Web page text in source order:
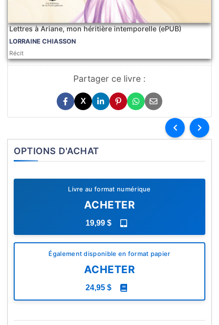
Lettres à Ariane, mon héritière intemporelle (ePUB)
LORRAINE CHIASSON
Récit
Partager ce livre :
X
OPTIONS D'ACHAT
Livre au format numérique
ACHETER
19,99 $
Également disponible en format papier
ACHETER
24,95 $